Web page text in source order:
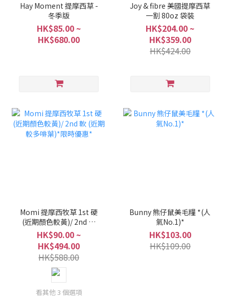
Hay Moment 提摩西草 -
冬季版
HK$85.00 ~
HK$680.00
Joy & fibre 美國提摩西草
一割 80oz 袋裝
HK$204.00 ~
HK$359.00
HK$424.00
Momi 提摩西牧草 1st 硬
(近期顏色較黃)/ 2nd 軟
(近期較多啡葉)*限時優惠*
HK$90.00 ~
HK$494.00
HK$588.00
看其他 3 個選項
Bunny 熊仔鼠美毛糧 *(人
氣No.1)*
HK$103.00
HK$109.00